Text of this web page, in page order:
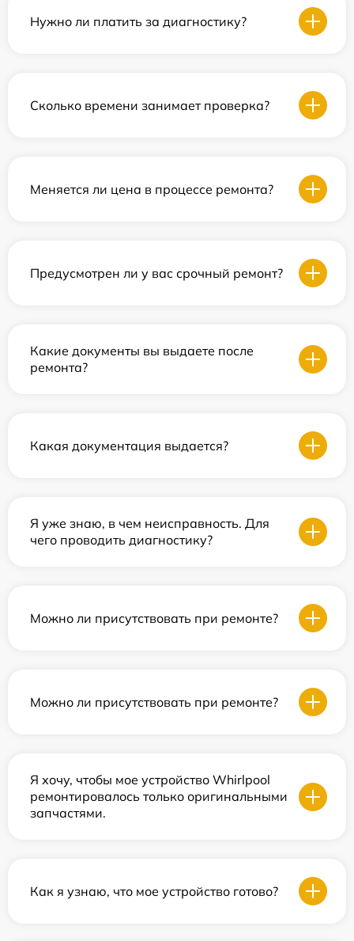
Нужно ли платить за диагностику?
Сколько времени занимает проверка?
Меняется ли цена в процессе ремонта?
Предусмотрен ли у вас срочный ремонт?
Какие документы вы выдаете после
ремонта?
Какая документация выдается?
Я уже знаю, в чем неисправность. Для
чего проводить диагностику?
Можно ли присутствовать при ремонте?
Можно ли присутствовать при ремонте?
Я хочу, чтобы мое устройство Whirlpool
ремонтировалось только оригинальными
запчастями.
Как я узнаю, что мое устройство готово?